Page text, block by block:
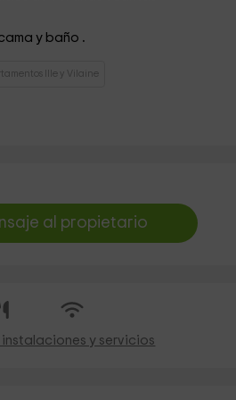
y baño .
Ille y Vilaine
al propietario
y servicios